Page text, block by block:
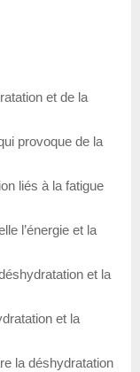
et de la
provoque de la
liés à la fatigue
l’énergie et la
et la
et la
la déshydratation